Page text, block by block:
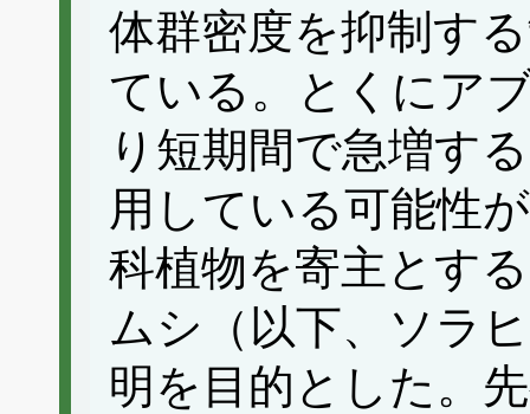
体群密度を抑制す
ている。とくにア
り短期間で急増す
用している可能性
科植物を寄主とす
ムシ（以下、ソラ
明を目的とした。